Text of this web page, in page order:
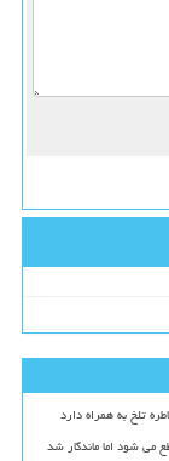
تلخ به همراه دارد